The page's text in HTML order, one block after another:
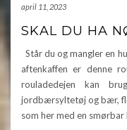
april 11, 2023
SKAL DU HA
Står du og mangler en
aftenkaffen er denne
rouladedejen kan
jordbærsyltetøj og bær,
som her med en